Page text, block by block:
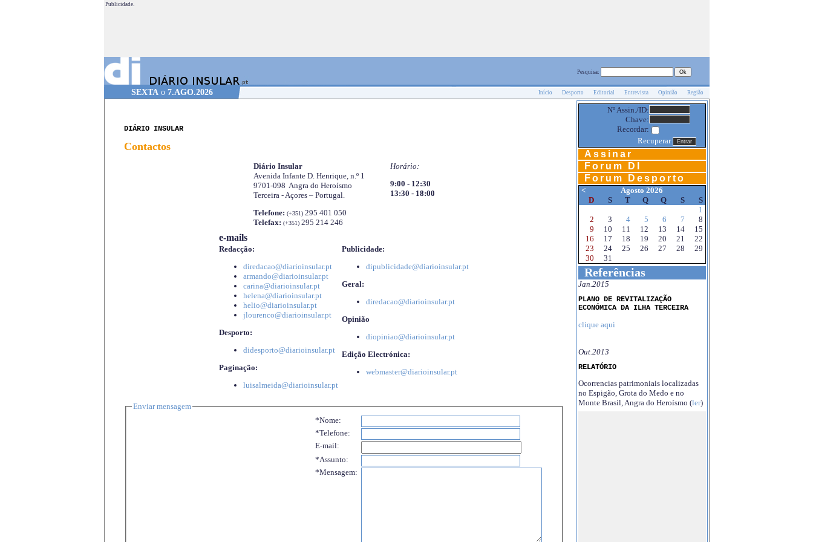
Publicidade.
Pesquisa:
SEXTAo 7.AGO.2026 Início Desporto Editorial Entrevista Opinião Região
DIÁRIO INSULAR
Contactos
Diário Insular
Avenida Infante D. Henrique, n.º 1
9701-098 Angra do Heroísmo
Terceira - Açores – Portugal.
Telefone: (+351)295 401 050
Telefax: (+351)295 214 246
Horário:
9:00 - 12:30
13:30 - 18:00
e-mails
Redacção:
diredacao@diarioinsular.pt
armando@diarioinsular.pt
carina@diarioinsular.pt
helena@diarioinsular.pt
helio@diarioinsular.pt
jlourenco@diarioinsular.pt
Desporto:
didesporto@diarioinsular.pt
Paginação:
luisalmeida@diarioinsular.pt
Publicidade:
dipublicidade@diarioinsular.pt
Geral:
diredacao@diarioinsular.pt
Opinião
diopiniao@diarioinsular.pt
Edição Electrónica:
webmaster@diarioinsular.pt
Enviar mensagem
*Nome:
*Telefone:
E-mail:
*Assunto:
*Mensagem:
Nº Assin./ID:
Chave:
Recordar:
Recuperar
Assinar
Forum DI
Forum Desporto
<
Agosto 2026
D
S T Q Q S
S
1
2
3 4 5 6 7
8
9
10 11 12 13 14
15
16
17 18 19 20 21
22
23
24 25 26 27 28
29
30
31
Referências
Jan.2015
PLANO DE REVITALIZAÇÃO
ECONÓMICA DA ILHA TERCEIRA
clique aqui
Out.2013
RELATÓRIO
Ocorrencias patrimoniais localizadas
no Espigão, Grota do Medo e no
Monte Brasil, Angra do Heroísmo (ler)